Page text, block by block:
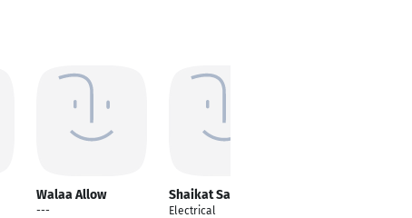
Walaa Allow
---
Shaikat Saha
Electrical